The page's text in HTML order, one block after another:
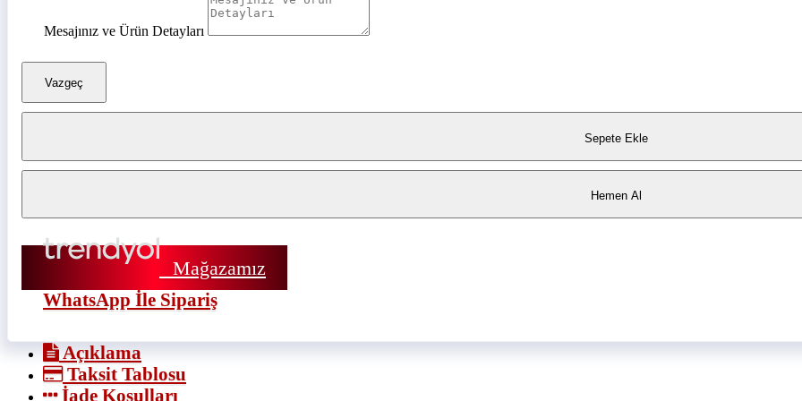
Mesajınız ve Ürün Detayları
Vazgeç
Sepete Ekle
Hemen Al
Mağazamız
WhatsApp İle Sipariş
Açıklama
Taksit Tablosu
İade Koşulları